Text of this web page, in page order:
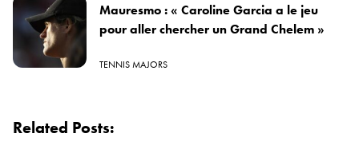
Mauresmo : « Caroline Garcia a le jeu
pour aller chercher un Grand Chelem »
TENNIS MAJORS
Related Posts: